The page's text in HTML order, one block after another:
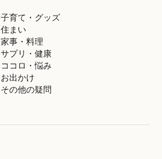
子育て・グッズ
住まい
家事・料理
サプリ・健康
ココロ・悩み
お出かけ
その他の疑問